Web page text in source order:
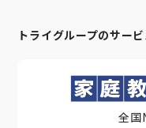
トライグループのサー
全国